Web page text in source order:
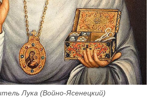
Лука (Войно-Ясенецкий)